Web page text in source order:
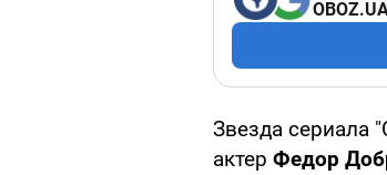
Звезда сериала
актер Федор